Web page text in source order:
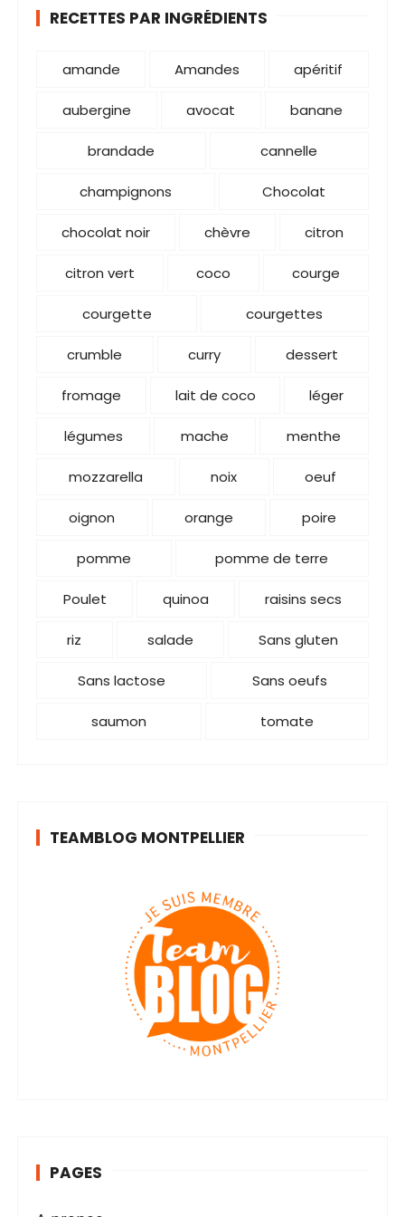
RECETTES PAR INGRÉDIENTS
amande Amandes apéritif
aubergine avocat banane
brandade cannelle
champignons Chocolat
chocolat noir chèvre citron
citron vert coco courge
courgette courgettes
crumble curry dessert
fromage lait de coco léger
légumes mache menthe
mozzarella noix oeuf
oignon orange poire
pomme pomme de terre
Poulet quinoa raisins secs
riz salade Sans gluten
Sans lactose Sans oeufs
saumon tomate
TEAMBLOG MONTPELLIER
PAGES